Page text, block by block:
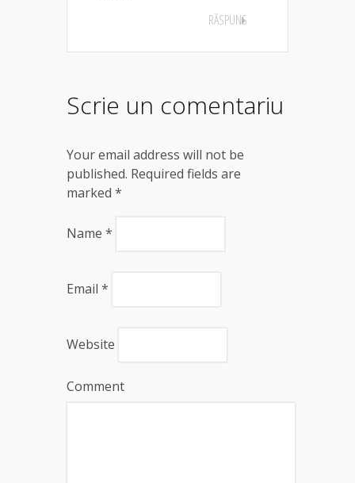
RĂSPUNS
Scrie un comentariu
Your email address will not be
published. Required fields are
marked *
Name *
Email *
Website
Comment